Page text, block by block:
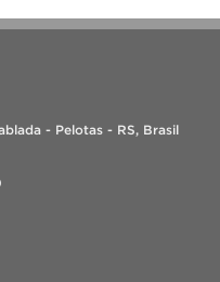
- Pelotas - RS, Brasil